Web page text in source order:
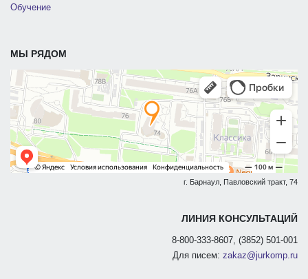
Обучение
МЫ РЯДОМ
г. Барнаул, Павловский тракт, 74
ЛИНИЯ КОНСУЛЬТАЦИЙ
8-800-333-8607, (3852) 501-001
Для писем: zakaz@jurkomp.ru